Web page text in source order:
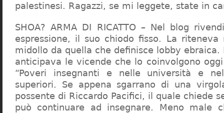
palestinesi. Ragazzi, se mi leggete, state in
SHOA? ARMA DI RICATTO – Nel blog
espressione, il suo chiodo fisso. La
midollo da quella che definisce lobby ebraica.
anticipava le vicende che lo coinvolgono
“Poveri insegnanti e nelle università e
superiori. Se appena sgarrano di una
possente di Riccardo Pacifici, il quale chiede
può continuare ad insegnare. Meno male